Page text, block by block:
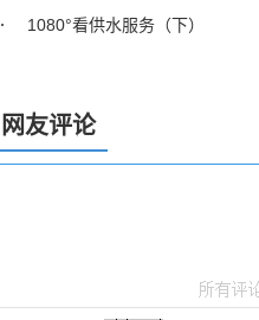
1080°看供水服务（下）
网友评论